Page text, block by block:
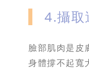
4.攝取
臉部肌肉是皮
身體撐不起寬